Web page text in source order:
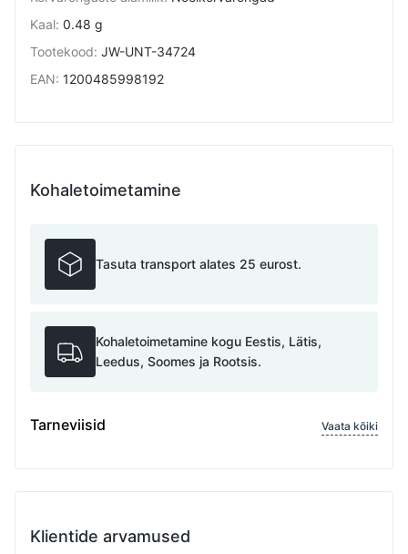
Kaal: 0.48 g
Tootekood: JW-UNT-34724
EAN: 1200485998192
Kohaletoimetamine
Tasuta transport alates 25 eurost.
Kohaletoimetamine kogu Eestis, Lätis,
Leedus, Soomes ja Rootsis.
Tarneviisid Vaata kõiki
Klientide arvamused